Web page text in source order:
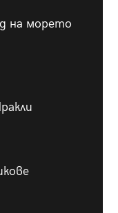
на морето